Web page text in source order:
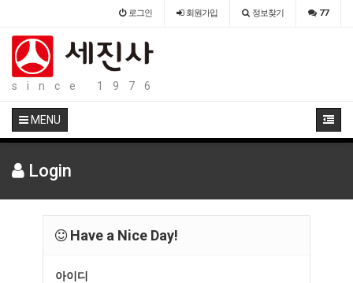
로그인 회원가입 정보찾기 77
since 1976
MENU
Login
Have a Nice Day!
아이디